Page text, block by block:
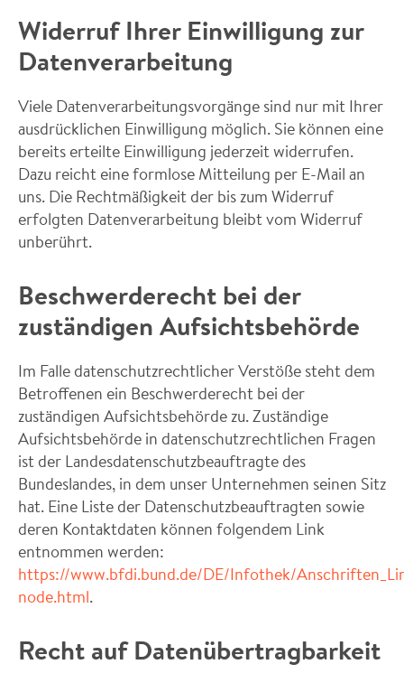
Widerruf Ihrer Einwilligung zur
Datenverarbeitung
Viele Datenverarbeitungsvorgänge sind nur mit Ihrer
ausdrücklichen Einwilligung möglich. Sie können eine
bereits erteilte Einwilligung jederzeit widerrufen.
Dazu reicht eine formlose Mitteilung per E-Mail an
uns. Die Rechtmäßigkeit der bis zum Widerruf
erfolgten Datenverarbeitung bleibt vom Widerruf
unberührt.
Beschwerderecht bei der
zuständigen Aufsichtsbehörde
Im Falle datenschutzrechtlicher Verstöße steht dem
Betroffenen ein Beschwerderecht bei der
zuständigen Aufsichtsbehörde zu. Zuständige
Aufsichtsbehörde in datenschutzrechtlichen Fragen
ist der Landesdatenschutzbeauftragte des
Bundeslandes, in dem unser Unternehmen seinen Sitz
hat. Eine Liste der Datenschutzbeauftragten sowie
deren Kontaktdaten können folgendem Link
entnommen werden:
https://www.bfdi.bund.de/DE/Infothek/
node.html.
Recht auf Datenübertragbarkeit